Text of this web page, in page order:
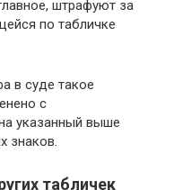
штрафуют за
по табличке
в суде такое
с
указанный выше
знаков.
табличек